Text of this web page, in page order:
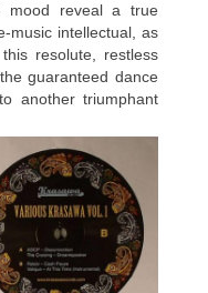
mood reveal a true
music intellectual, as
resolute, restless
guaranteed dance
another triumphant